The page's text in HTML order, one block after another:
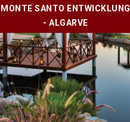
MONTE SANTO ENTWICKLUNG
- ALGARVE